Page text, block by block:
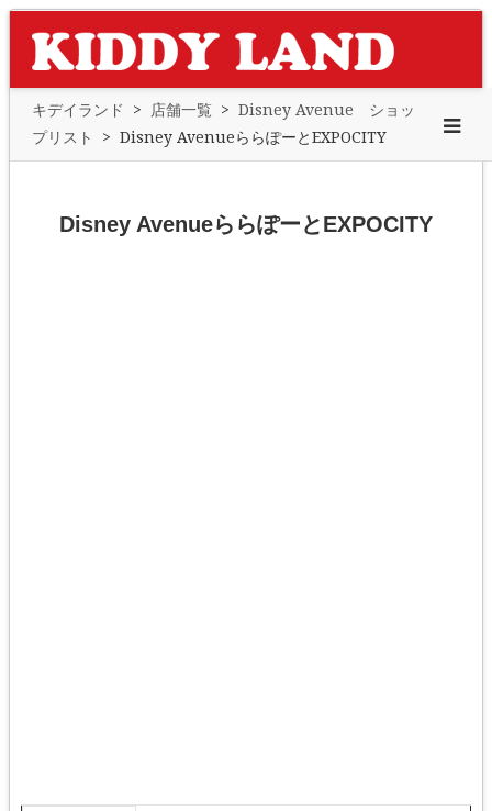
キデイランド > 店舗一覧 > Disney Avenue ショッ
プリスト
> Disney AvenueららぽーとEXPOCITY
Disney AvenueららぽーとEXPOCITY